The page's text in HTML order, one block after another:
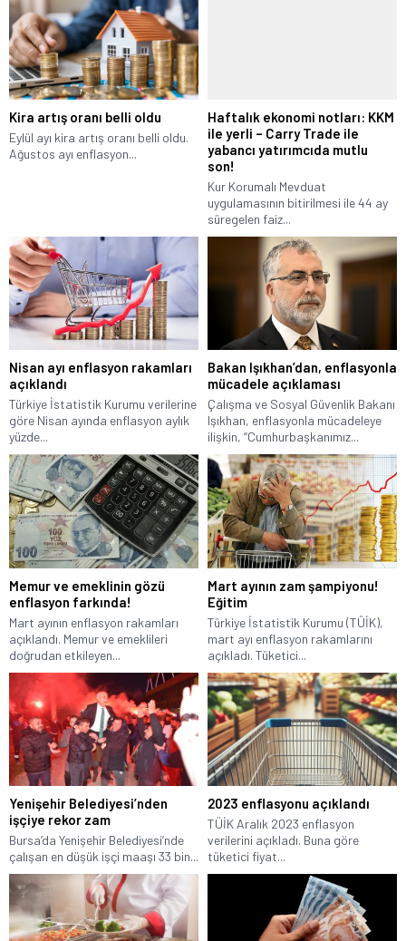
Kira artış oranı belli oldu
Eylül ayı kira artış oranı belli oldu.
Ağustos ayı enflasyon...
Haftalık ekonomi notları: KKM
ile yerli – Carry Trade ile
yabancı yatırımcıda mutlu
son!
Kur Korumalı Mevduat
uygulamasının bitirilmesi ile 44 ay
süregelen faiz...
Nisan ayı enflasyon rakamları
açıklandı
Türkiye İstatistik Kurumu verilerine
göre Nisan ayında enflasyon aylık
yüzde...
Bakan Işıkhan’dan, enflasyonla
mücadele açıklaması
Çalışma ve Sosyal Güvenlik Bakanı
Işıkhan, enflasyonla mücadeleye
ilişkin, “Cumhurbaşkanımız...
Memur ve emeklinin gözü
enflasyon farkında!
Mart ayının enflasyon rakamları
açıklandı. Memur ve emeklileri
doğrudan etkileyen...
Mart ayının zam şampiyonu!
Eğitim
Türkiye İstatistik Kurumu (TÜİK),
mart ayı enflasyon rakamlarını
açıkladı. Tüketici...
Yenişehir Belediyesi’nden
işçiye rekor zam
Bursa’da Yenişehir Belediyesi’nde
çalışan en düşük işçi maaşı 33 bin...
2023 enflasyonu açıklandı
TÜİK Aralık 2023 enflasyon
verilerini açıkladı. Buna göre
tüketici fiyat...